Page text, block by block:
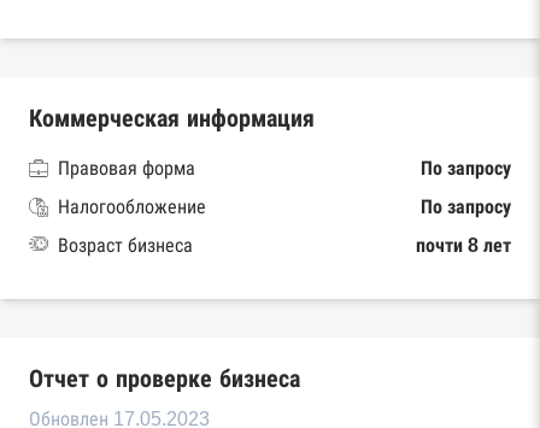
Коммерческая информация
Правовая форма
По запросу
Налогообложение
По запросу
Возраст бизнеса
почти 8 лет
Отчет о проверке бизнеса
Обновлен 17.05.2023